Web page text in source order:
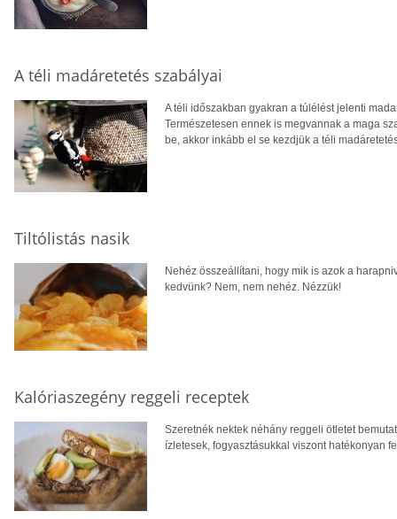
A téli madáretetés szabályai
A téli időszakban gyakran a túlélést jelenti
Természetesen ennek is megvannak a maga
be, akkor inkább el se kezdjük a téli
Tiltólistás nasik
Nehéz összeállítani, hogy mik is azok a
kedvünk? Nem, nem nehéz. Nézzük!
Kalóriaszegény reggeli receptek
Szeretnék nektek néhány reggeli ötletet
ízletesek, fogyasztásukkal viszont hatékonyan